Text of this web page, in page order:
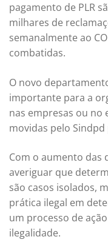
pagamento de PLR
milhares de
semanalmente ao
combatidas.
O novo
importante para a
nas empresas ou no
movidas pelo
Com o aumento das
averiguar que
são casos isolados,
prática ilegal em
um processo de
ilegalidade.